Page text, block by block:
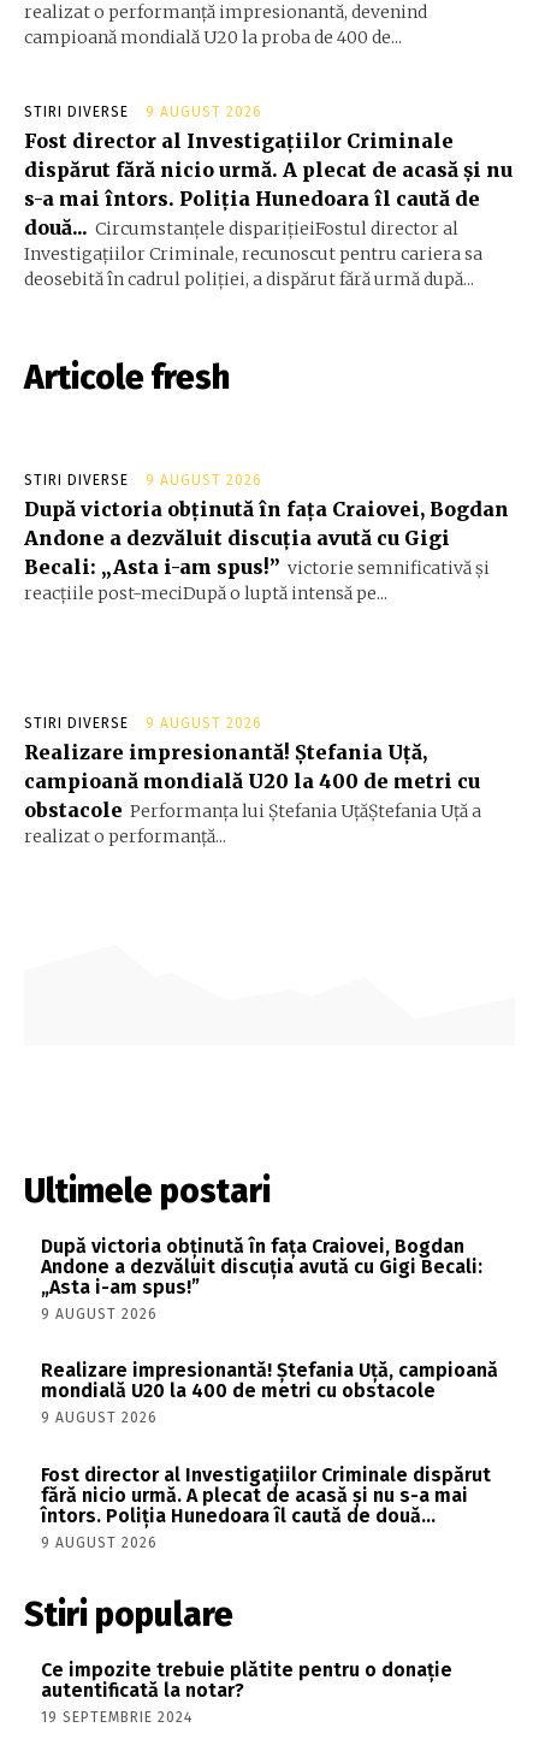
realizat o performanță impresionantă, devenind
campioană mondială U20 la proba de 400 de...
STIRI DIVERSE 9 AUGUST 2026
Fost director al Investigațiilor Criminale
dispărut fără nicio urmă. A plecat de acasă și nu
s-a mai întors. Poliția Hunedoara îl caută de
două... Circumstanțele disparițieiFostul director al
Investigațiilor Criminale, recunoscut pentru cariera sa
deosebită în cadrul poliției, a dispărut fără urmă după...
Articole fresh
STIRI DIVERSE 9 AUGUST 2026
După victoria obținută în fața Craiovei, Bogdan
Andone a dezvăluit discuția avută cu Gigi
Becali: „Asta i-am spus!” victorie semnificativă și
reacțiile post-meciDupă o luptă intensă pe...
STIRI DIVERSE 9 AUGUST 2026
Realizare impresionantă! Ștefania Uță,
campioană mondială U20 la 400 de metri cu
obstacole Performanța lui Ștefania UțăŞtefania Uță a
realizat o performanță...
Ultimele postari
După victoria obținută în fața Craiovei, Bogdan
Andone a dezvăluit discuția avută cu Gigi Becali:
„Asta i-am spus!”
9 AUGUST 2026
Realizare impresionantă! Ștefania Uță, campioană
mondială U20 la 400 de metri cu obstacole
9 AUGUST 2026
Fost director al Investigațiilor Criminale dispărut
fără nicio urmă. A plecat de acasă și nu s-a mai
întors. Poliția Hunedoara îl caută de două...
9 AUGUST 2026
Stiri populare
Ce impozite trebuie plătite pentru o donație
autentificată la notar?
19 SEPTEMBRIE 2024